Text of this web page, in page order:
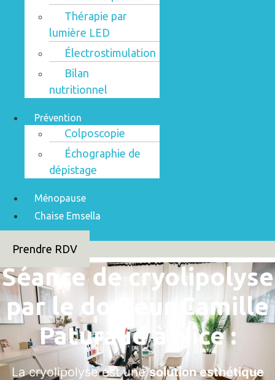
Thérapie par
lumière LED
Électrostimulation
Bilan
nutritionnel
Prévention
Colposcopie
Échographie de
dépistage
Ménopause
Chaise Emsella
Prendre RDV
Séance de cryolipolyse
par le docteur Camille
Paturaud à Nice :
La cryolipolyse est unesolution esthétique